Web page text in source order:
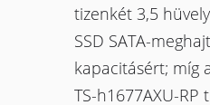
tizenkét 3,5
SSD SATA-
kapacitásért; míg
TS-h1677AXU-